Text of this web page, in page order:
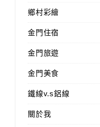
鄉村彩繪
金門住宿
金門旅遊
金門美食
鐵線v.s鋁線
關於我